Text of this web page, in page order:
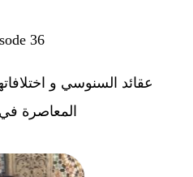
36
عقائد السنوسي و
المعاصرة